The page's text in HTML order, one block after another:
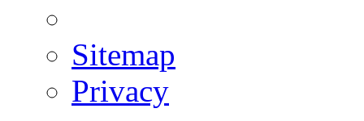
Sitemap
Privacy